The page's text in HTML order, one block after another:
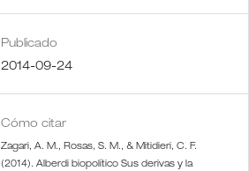
Publicado
2014-09-24
Cómo citar
Zagari, A. M., Rosas, S. M., & Mitidieri, C. F.
(2014). Alberdi biopolítico Sus derivas y la